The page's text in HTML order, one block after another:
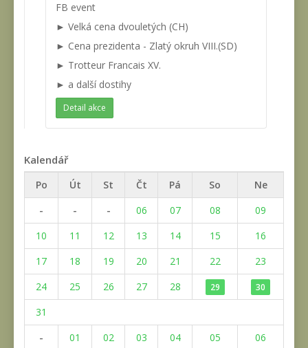
FB event
► Velká cena dvouletých (CH)
► Cena prezidenta - Zlatý okruh VIII.(SD)
► Trotteur Francais XV.
► a další dostihy
Detail akce
Kalendář
Po Út St Čt Pá So
Ne
-
- - 06 07 08
09
10
11 12 13 14 15
16
17
18 19 20 21 22
23
24
25 26 27 28 29 30
31
-
01 02 03 04 05 06